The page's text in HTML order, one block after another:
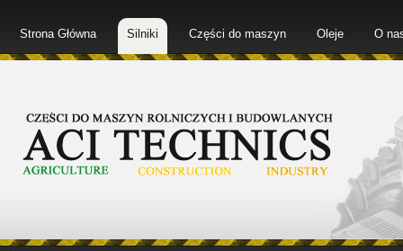
Strona Główna Silniki Części do maszyn Oleje O